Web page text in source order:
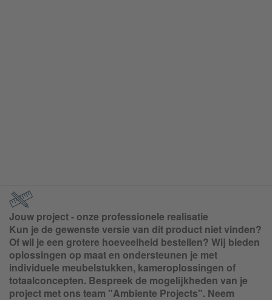
Jouw project - onze professionele realisatie
Kun je de gewenste versie van dit product niet vinden?
Of wil je een grotere hoeveelheid bestellen? Wij bieden
oplossingen op maat en ondersteunen je met
individuele meubelstukken, kameroplossingen of
totaalconcepten. Bespreek de mogelijkheden van je
project met ons team "Ambiente Projects". Neem